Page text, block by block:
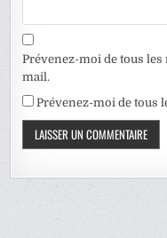
Prévenez-moi de tous
mail.
Prévenez-moi de tous